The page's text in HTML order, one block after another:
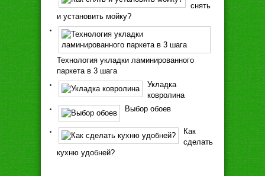
снять
и установить мойку?
Технология укладки ламинированного
паркета в 3 шага
Укладка
ковролина
Выбор обоев
Как
сделать
кухню удобней?